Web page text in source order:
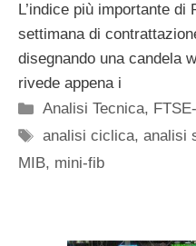
L’indice più importante
settimana di
disegnando una candela
rivede appena i
Categorie
Analisi Tecnica,
Tag
analisi ciclica,analisi
MIB, mini-fib